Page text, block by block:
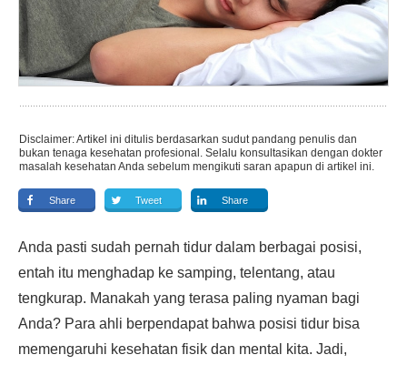
Disclaimer: Artikel ini ditulis berdasarkan sudut pandang penulis dan
bukan tenaga kesehatan profesional. Selalu konsultasikan dengan dokter
masalah kesehatan Anda sebelum mengikuti saran apapun di artikel ini.
Share Tweet Share
Anda pasti sudah pernah tidur dalam berbagai posisi,
entah itu menghadap ke samping, telentang, atau
tengkurap. Manakah yang terasa paling nyaman bagi
Anda? Para ahli berpendapat bahwa posisi tidur bisa
memengaruhi kesehatan fisik dan mental kita. Jadi,